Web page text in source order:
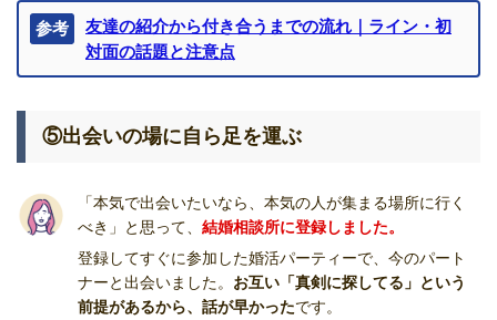
参考
友達の紹介から付き合うまでの流れ｜ライン・初
対面の話題と注意点
⑤出会いの場に自ら足を運ぶ
「本気で出会いたいなら、本気の人が集まる場所に行く
べき」と思って、 結婚相談所に登録しました。
登録してすぐに参加した婚活パーティーで、今のパート
ナーと出会いました。 お互い「真剣に探してる」という
前提があるから、話が早かったです。